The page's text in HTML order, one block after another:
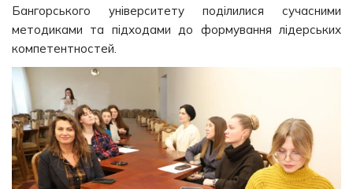
Бангорського університету поділилися сучасними
методиками та підходами до формування лідерських
компетентностей.